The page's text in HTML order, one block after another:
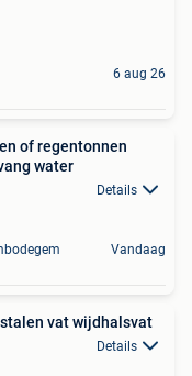
6 aug 26
of regentonnen
water
Details
Vandaag
vat wijdhalsvat
Details